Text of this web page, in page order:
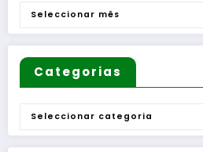
Arquivo
Categorias
Categorias